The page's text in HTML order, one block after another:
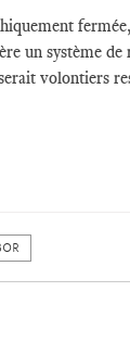
un système
volontiers